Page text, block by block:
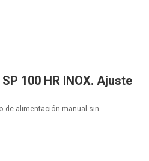
100 HR INOX. Ajuste
de alimentación manual sin